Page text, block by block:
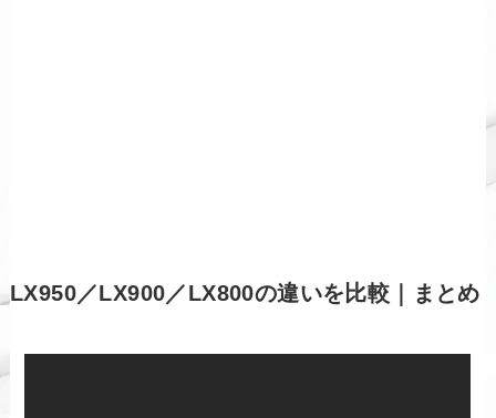
LX950／LX900／LX800の違いを比較｜まとめ